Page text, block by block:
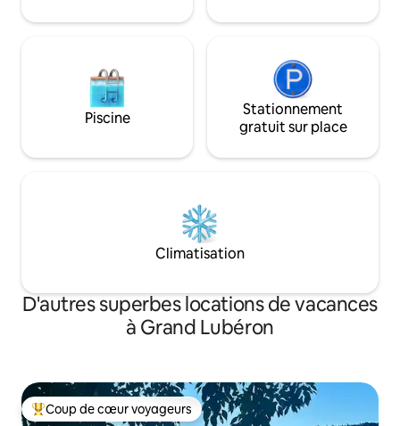
seulement 5 minutes des boulangeries
Piscine
Stationnement
gratuit sur place
Climatisation
D'autres superbes locations de vacances
à Grand Lubéron
Coup de cœur voyageurs parmi les plus aimés
Coup de cœur voyageurs